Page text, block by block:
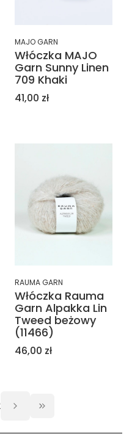
MAJO GARN
Włóczka MAJO
Garn Sunny Linen
709 Khaki
Cena
41,00 zł
RAUMA GARN
Włóczka Rauma
Garn Alpakka Lin
Tweed beżowy
(11466)
Cena
46,00 zł
Przejdź do